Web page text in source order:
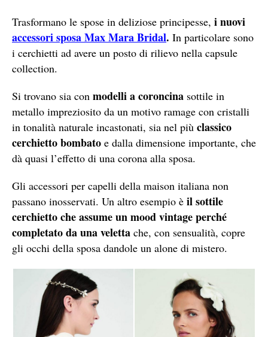
Trasformano le spose in deliziose principesse, i nuovi
accessori sposa Max Mara Bridal. In particolare sono
i cerchietti ad avere un posto di rilievo nella capsule
collection.
Si trovano sia con modelli a coroncina sottile in
metallo impreziosito da un motivo ramage con cristalli
in tonalità naturale incastonati, sia nel più classico
cerchietto bombato e dalla dimensione importante, che
dà quasi l’effetto di una corona alla sposa.
Gli accessori per capelli della maison italiana non
passano inosservati. Un altro esempio è il sottile
cerchietto che assume un mood vintage perché
completato da una veletta che, con sensualità, copre
gli occhi della sposa dandole un alone di mistero.